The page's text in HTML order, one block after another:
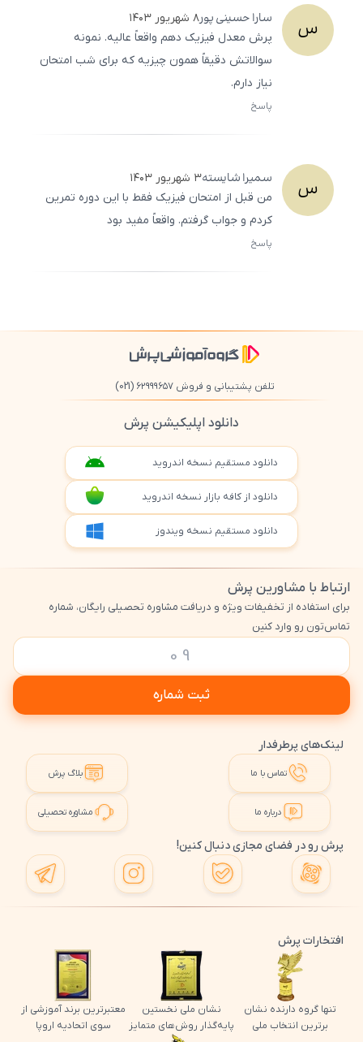
س ساراحسینی پور۸ شهریور ۱۴۰۳
پرش معدل فیزیک دهم واقعاً عالیه. نمونه
سوالاتش دقیقاً همون چیزیه که برای شب امتحان
نیاز دارم.
پاسخ
س سمیراشایسته۳ شهریور ۱۴۰۳
من قبل از امتحان فیزیک فقط با این دوره تمرین
کردم و جواب گرفتم. واقعاً مفید بود
پاسخ
تلفن پشتیبانی و فروش ۶۲۹۹۹۶۵۷ (021)
دانلود اپلیکیشن پرش
دانلود مستقیم نسخه اندروید
دانلود از کافه بازار نسخه اندروید
دانلود مستقیم نسخه ویندوز
ارتباط با مشاورین پرش
برای استفاده از تخفیفات ویژه و دریافت مشاوره تحصیلی رایگان، شماره
تماس‌تون رو وارد کنین
ثبت شماره
لینک‌های پرطرفدار
تماس با ما بلاگ پرش
درباره ما مشاوره تحصیلی
پرش رو در فضای مجازی دنبال کنین!
افتخارات پرش
تنها گروه دارنده نشان
برترین انتخاب ملی
نشان ملی نخستین
پایه‌گذار روش‌های متمایز
معتبرترین برند آموزشی از
سوی اتحادیه اروپا